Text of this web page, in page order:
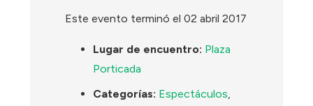
Este evento terminó el 02 abril 2017
Lugar de encuentro: Plaza
Porticada
Categorías: Espectáculos,